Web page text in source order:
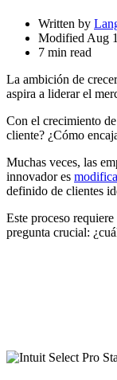
Written by
Modified Aug
7 min read
La ambición de
aspira a liderar el
Con el crecimiento
cliente? ¿Cómo
Muchas veces, las
innovador es
definido de clientes
Este proceso
pregunta crucial: